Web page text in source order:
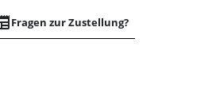
Fragen zur Zustellung?